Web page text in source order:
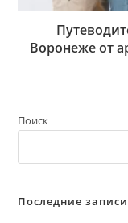
Воронеже от
Поиск
Последние записи